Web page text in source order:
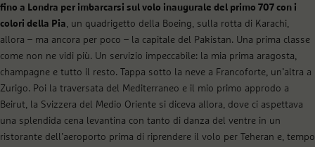
fino a Londra per imbarcarsi sul volo inaugurale del primo 707 con i
colori della Pia, un quadrigetto della Boeing, sulla rotta di Karachi,
allora – ma ancora per poco – la capitale del Pakistan. Una prima classe
come non ne vidi più. Un servizio impeccabile: la mia prima aragosta,
champagne e tutto il resto. Tappa sotto la neve a Francoforte, un’altra a
Zurigo. Poi la traversata del Mediterraneo e il mio primo approdo a
Beirut, la Svizzera del Medio Oriente si diceva allora, dove ci aspettava
una splendida cena levantina con tanto di danza del ventre in un
ristorante dell’aeroporto prima di riprendere il volo per Teheran e, tempo